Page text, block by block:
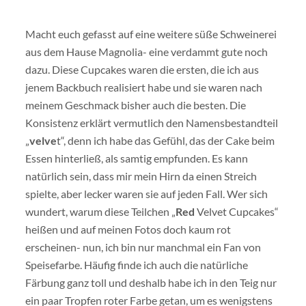
Macht euch gefasst auf eine weitere süße Schweinerei
aus dem Hause Magnolia- eine verdammt gute noch
dazu. Diese Cupcakes waren die ersten, die ich aus
jenem Backbuch realisiert habe und sie waren nach
meinem Geschmack bisher auch die besten. Die
Konsistenz erklärt vermutlich den Namensbestandteil
„velvet“, denn ich habe das Gefühl, das der Cake beim
Essen hinterließ, als samtig empfunden. Es kann
natürlich sein, dass mir mein Hirn da einen Streich
spielte, aber lecker waren sie auf jeden Fall. Wer sich
wundert, warum diese Teilchen „Red Velvet Cupcakes“
heißen und auf meinen Fotos doch kaum rot
erscheinen- nun, ich bin nur manchmal ein Fan von
Speisefarbe. Häufig finde ich auch die natürliche
Färbung ganz toll und deshalb habe ich in den Teig nur
ein paar Tropfen roter Farbe getan, um es wenigstens